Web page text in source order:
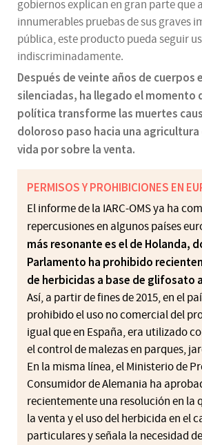
gobiernos explican en gran parte que
innumerables pruebas de sus graves
pública, este producto pueda seguir
indiscriminadamente.
Después de veinte años de cuerpos
silenciadas, ha llegado el momento
política transforme las muertes
doloroso paso hacia una
vida por sobre la venta.
PERMISOS Y PROHIBICIONES EN
El informe de la IARC-OMS ya ha
repercusiones en algunos países
más resonante es el de Holanda,
Parlamento ha prohibido
de herbicidas a base de glifosato
Así, a partir de fines de 2015, en el
prohibido el uso no comercial del
igual que en España, era utilizado
el control de malezas en parques,
En la misma línea, el Ministerio de
Consumidor de Alemania ha
recientemente una resolución en la
la venta y el uso del herbicida en el
particulares y señala la necesidad